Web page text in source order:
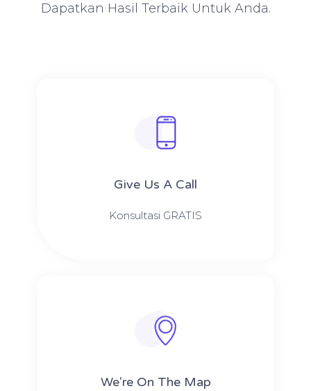
Dapatkan Hasil Terbaik Untuk Anda.
Give Us A Call​​
Konsultasi GRATIS
We're On The Map​​